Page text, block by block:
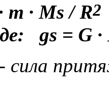
· m ·Ms /R
gs = G ·
- сила